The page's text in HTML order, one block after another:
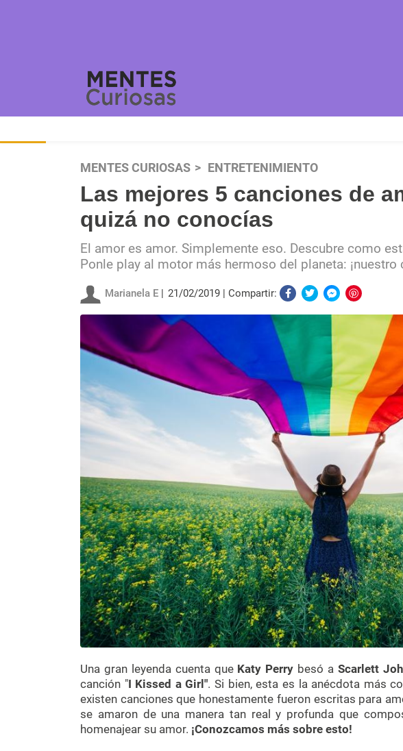
MENTES CURIOSAS ENTRETENIMIENTO
Las mejores 5 canciones de
quizá no conocías
El amor es amor. Simplemente eso. Descubre como
Ponle play al motor más hermoso del planeta: ¡nuestro
Marianela E 21/02/2019 Compartir:
Una gran leyenda cuenta que Katy Perry besó a Scarlett
canción "I Kissed a Girl". Si bien, esta es la anécdota más
existen canciones que honestamente fueron escritas para
se amaron de una manera tan real y profunda que
homenajear su amor. ¡Conozcamos más sobre esto!